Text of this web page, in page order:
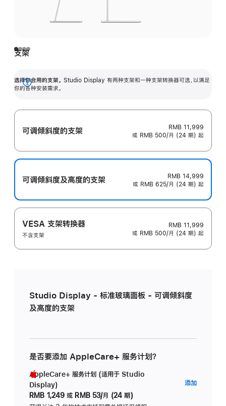
支架
选择你合用的支架。 Studio Display 有两种支架和一种支架转换器可选，以满足
你的各种安装需求。
展
可调倾斜度的支架
RMB 11,999
或 RMB 500/月 (24 期) 起
可调倾斜度及高‍度的支‍架
RMB 14,999
或 RMB 625/月 (24 期) 起
VESA 支架转换器
不含支架
RMB 11,999
或 RMB 500/月 (24 期) 起
Studio Display - 标准玻璃面板 - 可调倾斜度
及高度的支架
是否要添加 AppleCare+ 服务计划？
AppleCare+ 服务计划 (适用于 Studio
Display)
RMB 1,249 或 RMB 53/月 (24 期)
添加